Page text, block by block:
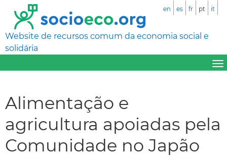
Website de recursos comum da economia social e
solidária
en es fr pt it
Alimentação e
agricultura apoiadas pela
Comunidade no Japão